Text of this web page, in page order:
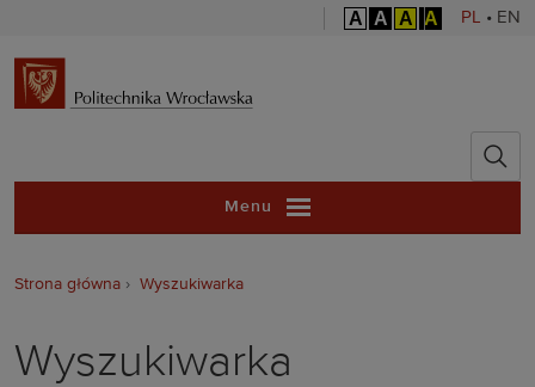
A A A A PL • EN
Politechnika
Menu
Strona główna Wyszukiwarka
Wyszukiwarka